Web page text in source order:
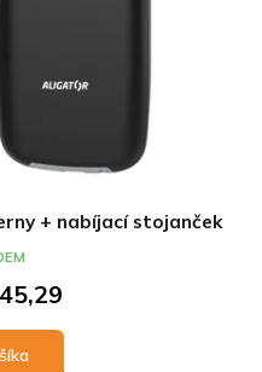
+ nabíjací stojanček